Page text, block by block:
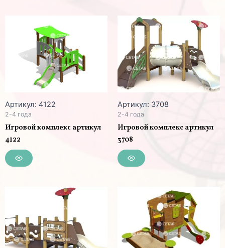
Артикул: 4122
2-4 года
Игровой комплекс артикул
4122
Артикул: 3708
2-4 года
Игровой комплекс артикул
3708